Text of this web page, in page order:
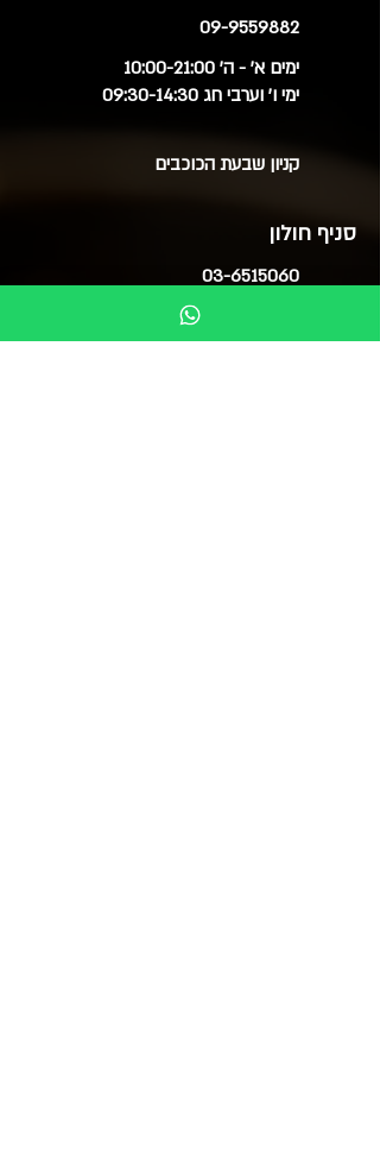
09-9559882
ימים א' - ה' 10:00-21:00
ימי ו' וערבי חג 09:30-14:30
קניון שבעת הכוכבים
סניף חולון
03-6515060
ימים א', ב', ד', ה' 09:30-20:00
ימי ג' 09:30-14:00